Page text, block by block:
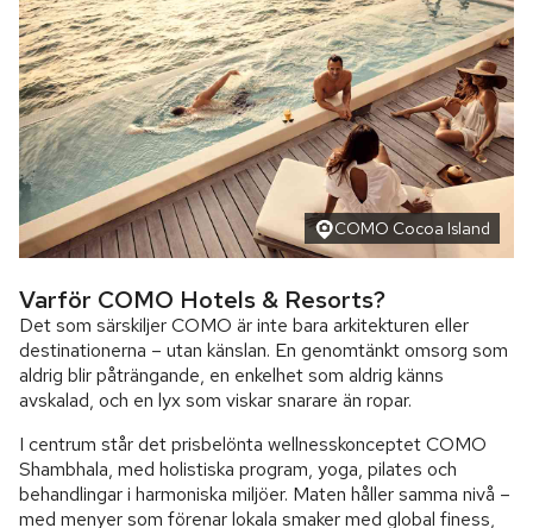
COMO Cocoa Island
Varför COMO Hotels & Resorts?
Det som särskiljer COMO är inte bara arkitekturen eller
destinationerna – utan känslan. En genomtänkt omsorg som
aldrig blir påträngande, en enkelhet som aldrig känns
avskalad, och en lyx som viskar snarare än ropar.
I centrum står det prisbelönta wellnesskonceptet COMO
Shambhala, med holistiska program, yoga, pilates och
behandlingar i harmoniska miljöer. Maten håller samma nivå –
med menyer som förenar lokala smaker med global finess,